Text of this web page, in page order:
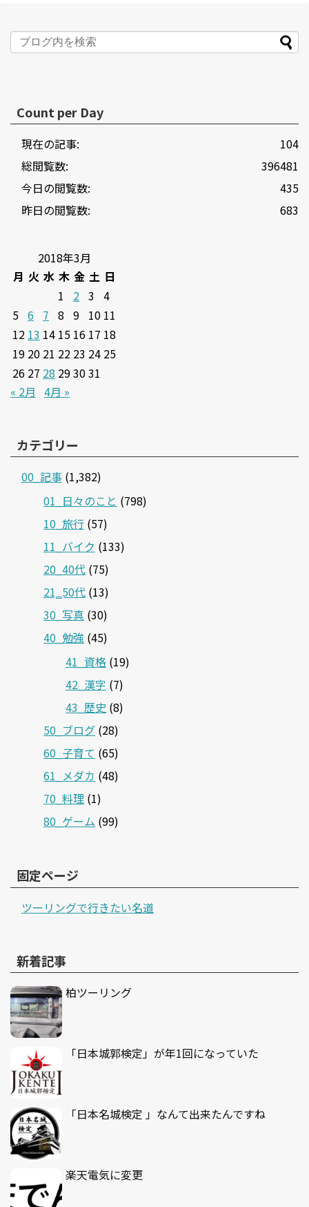
Count per Day
104
現在の記事:
396481
総閲覧数:
435
今日の閲覧数:
683
昨日の閲覧数:
2018年3月
月 火 水 木 金 土 日
1
2 3 4
5 6 7 8 9 10 11
12 13 14 15 16 17 18
19 20 21 22 23 24 25
26 27 28 293031
« 2月 4月 »
カテゴリー
00_記事 (1,382)
01_日々のこと (798)
10_旅行 (57)
11_バイク (133)
20_40代 (75)
21‗50代 (13)
30_写真 (30)
40_勉強 (45)
41_資格 (19)
42_漢字 (7)
43_歴史 (8)
50_ブログ (28)
60_子育て (65)
61_メダカ (48)
70_料理 (1)
80_ゲーム (99)
固定ページ
ツーリングで行きたい名道
新着記事
柏ツーリング
「日本城郭検定」が年1回になっていた
「日本名城検定 」なんて出来たんですね
楽天電気に変更